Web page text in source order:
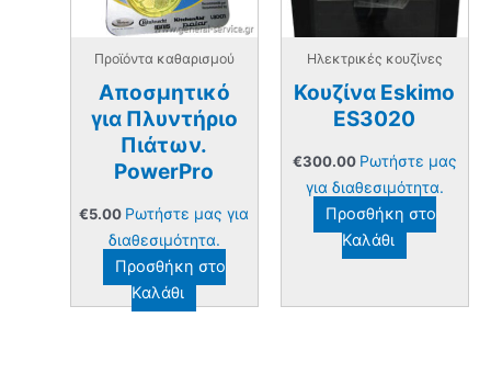
Προϊόντα καθαρισμού
Αποσμητικό
για Πλυντήριο
Πιάτων.
PowerPro
€5.00 Ρωτήστε μας για
διαθεσιμότητα.
Προσθήκη στο
Καλάθι
Ηλεκτρικές κουζίνες
Κουζίνα Eskimo
ES3020
€300.00 Ρωτήστε μας
για διαθεσιμότητα.
Προσθήκη στο
Καλάθι